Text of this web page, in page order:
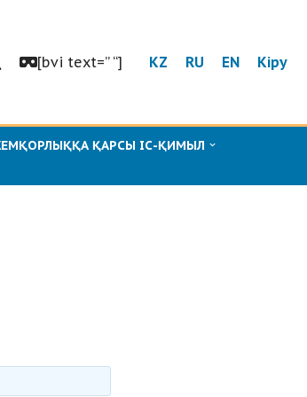
[bvi text=” “] KZ RU EN Кіру
ҚАРСЫ ІС-ҚИМЫЛ